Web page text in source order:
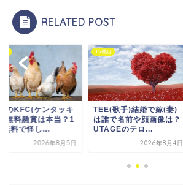
RELATED POST
歌手)結婚で嫁(妻)
で名前や顔画像は？
のテロ...
2026年8月4日
トレンド
上野動物園の双子パンダ
の赤ちゃんの画像は？性
別はオスとメスどっち？
2026年7月16日